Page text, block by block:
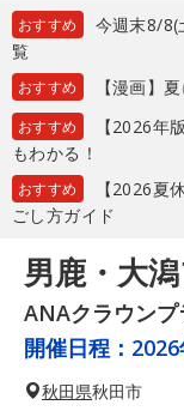
おすすめ
今週末8/8(
覧
おすすめ 【漫画】
おすすめ
【2026年
もわかる！
おすすめ
【2026夏
ごし方ガイド
男鹿・大
ANAクラウンプ
開催日程：
秋田県秋田市